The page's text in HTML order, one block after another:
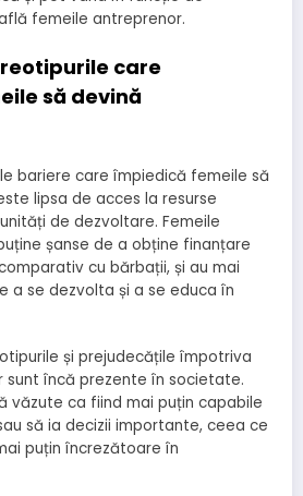
femeile antreprenor.
care
să devină
bariere care împiedică femeile să
lipsa de acces la resurse
de dezvoltare. Femeile
șanse de a obține finanțare
cu bărbații, și au mai
a se dezvolta și a se educa în
și prejudecățile împotriva
sunt încă prezente în societate.
văzute ca fiind mai puțin capabile
să ia decizii importante, ceea ce
puțin încrezătoare în